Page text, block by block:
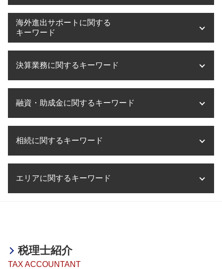
医療法人設立 登録免許税
ms法人 個人開業医
医療法人設立 申請
奈良県 医療法人設立
医療法人設立 目的
医療法人設立 大阪
医療法人化 失敗
医療法人設立 方法
医療法人設立 京都府
事業承継 相談相手
事業承継とは 定義
事業承継 手続き
事業承継 m&a 個人
事業承継 企業
事業承継 納税猶予
事業承継 遺留分
事業承継 引継ぎ補助金
事業承継とは 会社
m&a 税金
事業承継税制 メリット デメリット
税務相談 起業
税務相談 退職金
税理士法 税務相談 違法
税務相談 事務所
税務相談 相続
税務相談 税理士
税務相談 税理士法違反
税務相談 費用
税務相談 相続税
税務相談 税理士以外
税務調査 流れ
海外進出サポートに関する
キーワード
海外進出 相談
海外進出 とは
海外進出 メリット デメリット
海外進出 トラブル
海外進出 サポート
海外進出 メリット
海外進出 必要性
海外進出 経営戦略
海外進出 経理
決算業務に関するキーワード
決算業務 委託
法人 決算 提出書類
決算業務 内容
決算業務 時期
税理士事務所 決算業務
融資・助成金に関するキーワード
融資 サポート
助成金 課税
融資 相談
助成金とは 簡単に
助成金 補助金 違い
相続に関するキーワード
相続税 土地
相続税 無申告 時効
相続税 納期限
相続税 時効
エリアに関するキーワード
税務相談 明石市
海外進出サポート 滋賀県
税理士紹介
TAX ACCOUNTANT